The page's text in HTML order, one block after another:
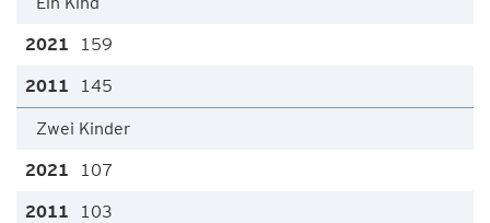
159
145
Zwei Kinder
107
103